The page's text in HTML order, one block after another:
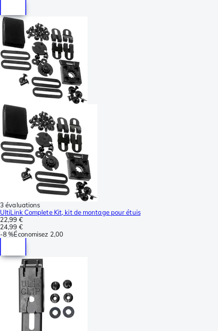
3 évaluations
UltiLink Complete Kit, kit de montage pour étuis
22,99 €
24,99 €
-8 %Économisez 2,00